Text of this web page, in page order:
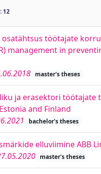
12
töötajate
management in
master's theses
ja erasektori
and Finland
bachelor's theses
elluviimine ABB
master's theses